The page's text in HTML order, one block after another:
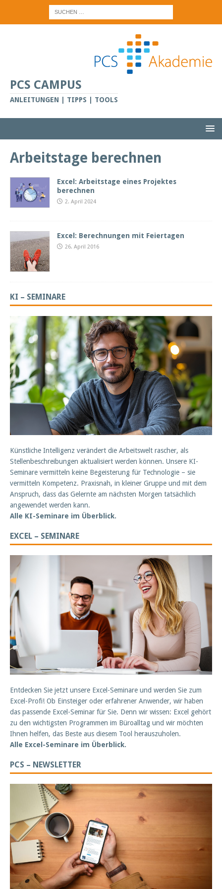
PCS CAMPUS
ANLEITUNGEN | TIPPS | TOOLS
Arbeitstage berechnen
Excel: Arbeitstage eines Projektes
berechnen
2. April 2024
Excel: Berechnungen mit Feiertagen
26. April 2016
KI – SEMINARE
Künstliche Intelligenz verändert die Arbeitswelt rascher, als
Stellenbeschreibungen aktualisiert werden können. Unsere KI-
Seminare vermitteln keine Begeisterung für Technologie – sie
vermitteln Kompetenz. Praxisnah, in kleiner Gruppe und mit dem
Anspruch, dass das Gelernte am nächsten Morgen tatsächlich
angewendet werden kann.
Alle KI-Seminare im Überblick.
EXCEL – SEMINARE
Entdecken Sie jetzt unsere Excel-Seminare und werden Sie zum
Excel-Profi! Ob Einsteiger oder erfahrener Anwender, wir haben
das passende Excel-Seminar für Sie. Denn wir wissen: Excel gehört
zu den wichtigsten Programmen im Büroalltag und wir möchten
Ihnen helfen, das Beste aus diesem Tool herauszuholen.
Alle Excel-Seminare im Überblick.
PCS – NEWSLETTER